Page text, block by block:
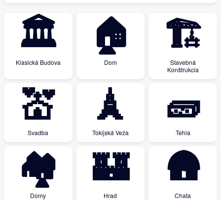
🏛
Klasická Budova
🏠
Dom
🏗
Stavebná
Konštrukcia
💒
Svadba
🗼
Tokijská Veža
🧱
Tehla
🏘
Domy
🏰
Hrad
🛖
Chata